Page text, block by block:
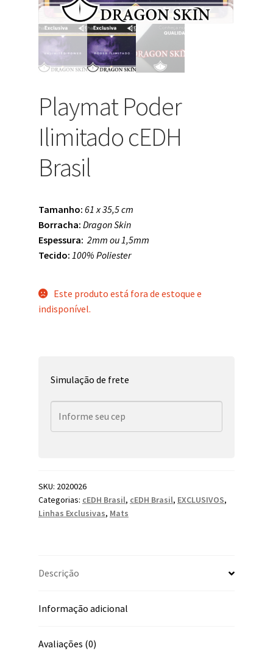
Playmat Poder
Ilimitado cEDH
Brasil
Tamanho: 61 x 35,5 cm
Borracha: Dragon Skin
Espessura: 2mm ou 1,5mm
Tecido: 100% Poliester
Este produto está fora de estoque e
indisponível.
Simulação de frete
SKU: 2020026
Categorias: cEDH Brasil, cEDH Brasil, EXCLUSIVOS,
Linhas Exclusivas, Mats
Descrição
Informação adicional
Avaliações (0)